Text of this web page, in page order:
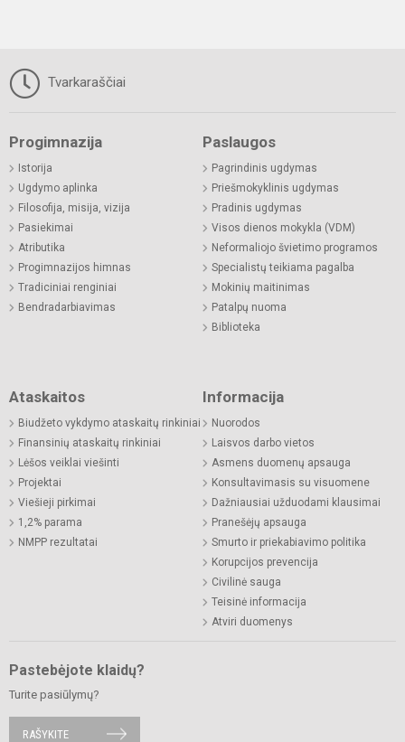
Tvarkaraščiai
Progimnazija
Istorija
Ugdymo aplinka
Filosofija, misija, vizija
Pasiekimai
Atributika
Progimnazijos himnas
Tradiciniai renginiai
Bendradarbiavimas
Paslaugos
Pagrindinis ugdymas
Priešmokyklinis ugdymas
Pradinis ugdymas
Visos dienos mokykla (VDM)
Neformaliojo švietimo programos
Specialistų teikiama pagalba
Mokinių maitinimas
Patalpų nuoma
Biblioteka
Ataskaitos
Biudžeto vykdymo ataskaitų rinkiniai
Finansinių ataskaitų rinkiniai
Lėšos veiklai viešinti
Projektai
Viešieji pirkimai
1,2% parama
NMPP rezultatai
Informacija
Nuorodos
Laisvos darbo vietos
Asmens duomenų apsauga
Konsultavimasis su visuomene
Dažniausiai užduodami klausimai
Pranešėjų apsauga
Smurto ir priekabiavimo politika
Korupcijos prevencija
Civilinė sauga
Teisinė informacija
Atviri duomenys
Pastebėjote klaidų?
Turite pasiūlymų?
RAŠYKITE